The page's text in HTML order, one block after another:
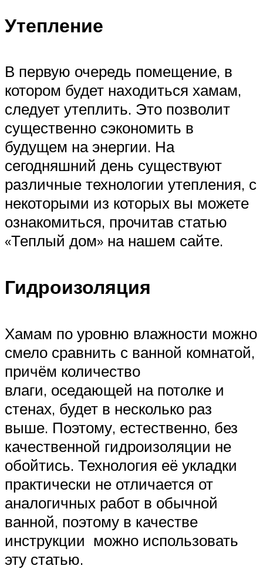
Утепление
В первую очередь помещение, в
котором будет находиться хамам,
следует утеплить. Это позволит
существенно сэкономить в
будущем на энергии. На
сегодняшний день существуют
различные технологии утепления, с
некоторыми из которых вы можете
ознакомиться, прочитав статью
«Теплый дом» на нашем сайте.
Гидроизоляция
Хамам по уровню влажности можно
смело сравнить с ванной комнатой,
причём количество
влаги, оседающей на потолке и
стенах, будет в несколько раз
выше. Поэтому, естественно, без
качественной гидроизоляции не
обойтись. Технология её укладки
практически не отличается от
аналогичных работ в обычной
ванной, поэтому в качестве
инструкции можно использовать
эту статью.